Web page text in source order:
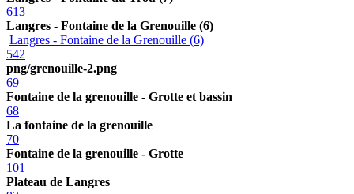
613
Langres - Fontaine de la Grenouille (6)
Langres - Fontaine de la Grenouille (6)
542
png/grenouille-2.png
69
Fontaine de la grenouille - Grotte et bassin
68
La fontaine de la grenouille
70
Fontaine de la grenouille - Grotte
101
Plateau de Langres